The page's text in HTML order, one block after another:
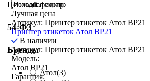
Ценовой фильтр
54-ФЗ
Бренды
Атол(3)
Лучшая цена
Артикул: Принтер этикеток Атол BP21
Принтер этикеток Атол BP21
В наличии
Артикул: Принтер этикеток Атол BP21
Модель:
Атол BP21
Гарантия: